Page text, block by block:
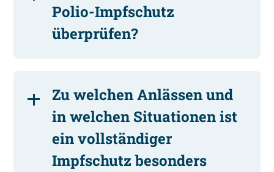
Polio-Impfschutz
überprüfen?
Zu welchen Anlässen und
in welchen Situationen ist
ein vollständiger
Impfschutz besonders